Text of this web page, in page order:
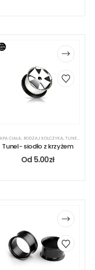
CIAŁA, RODZAJ KOLCZYKA,TUNEL ,
Tunel- siodło z krzyżem
Od 5.00zł